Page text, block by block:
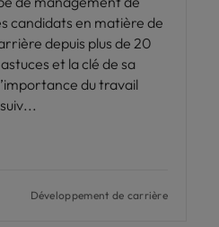
candidats en matière de
depuis plus de 20
et la clé de sa
du travail
Développement de carrière